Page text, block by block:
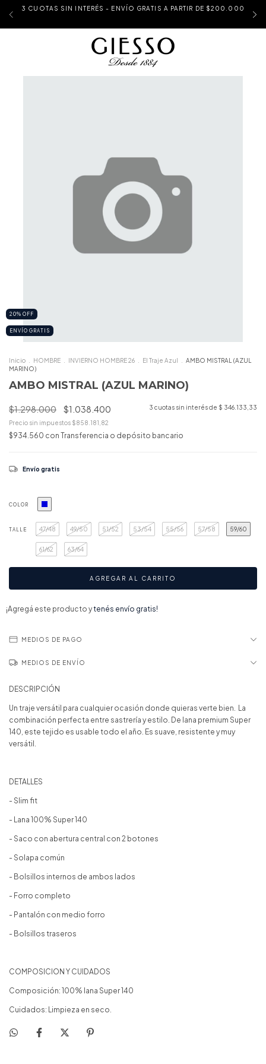
3 CUOTAS SIN INTERÉS - ENVÍO GRATIS A PARTIR DE $200.000
20% OFF
ENVÍO GRATIS
Inicio HOMBRE INVIERNO HOMBRE 26 El Traje Azul
AMBO MISTRAL (AZUL
MARINO)
AMBO MISTRAL (AZUL MARINO)
$1.298.000 $1.038.400 3 cuotas sin interés de $ 346.133,33
Precio sin impuestos $858.181,82
$934.560 con Transferencia o depósito bancario
Envío gratis
COLOR
TALLE 47/48 49/50 51/52 53/54 55/56 57/58 59/60
61/62 63/64
¡Agregá este producto ytenés envío gratis!
MEDIOS DE PAGO
MEDIOS DE ENVÍO
DESCRIPCIÓN
Un traje versátil para cualquier ocasión donde quieras verte bien. La
combinación perfecta entre sastrería y estilo. De lana premium Super
140, este tejido es usable todo el año. Es suave, resistente y muy
versátil.
DETALLES
- Slim fit
- Lana 100% Super 140
- Saco con abertura central con 2 botones
- Solapa común
- Bolsillos internos de ambos lados
- Forro completo
- Pantalón con medio forro
- Bolsillos traseros
COMPOSICION Y CUIDADOS
Composición: 100% lana Super 140
Cuidados: Limpieza en seco.